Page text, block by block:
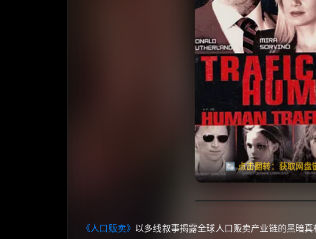
🔄 点击翻转：获取网盘
失
🧧️
天天领红包
《人口贩卖》 以多线叙事揭露全球人口贩卖产业链的黑暗